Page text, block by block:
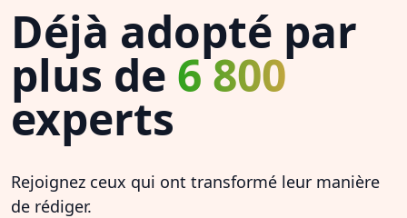
Déjà adopté par
plus de 6 800
experts
Rejoignez ceux qui ont transformé leur manière
de rédiger.